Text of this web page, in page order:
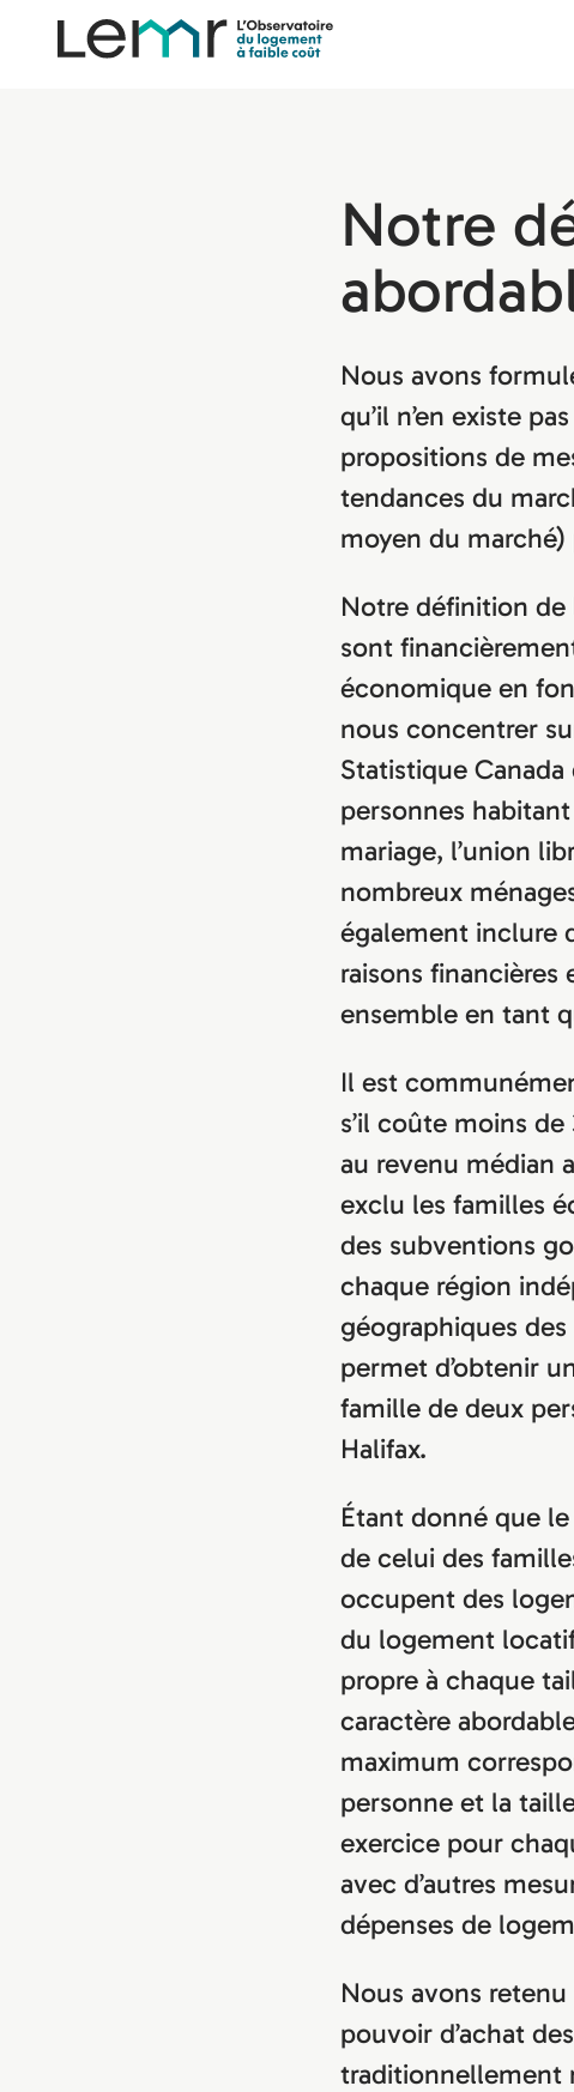
content
Observatoire
Notre
Nous avons
qu’il n’en existe
propositions de
tendances du
moyen du marché)
Notre définition de
sont
économique en
nous concentrer
Statistique
personnes
mariage, l’union
nombreux
également inclure
raisons
ensemble en tant
Il est
s’il coûte moins
au revenu médian
exclu les familles
des subventions
chaque région
géographiques
permet d’obtenir
famille de deux
Halifax.
Étant donné que
de celui des
occupent des
du logement
propre à chaque
caractère
maximum
personne et la
exercice pour
avec d’autres
dépenses de
Nous avons
pouvoir d’achat
traditionnellement